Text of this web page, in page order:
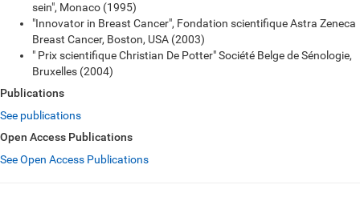
sein", Monaco (1995)
"Innovator in Breast Cancer", Fondation scientifique Astra Zeneca
Breast Cancer, Boston, USA (2003)
" Prix scientifique Christian De Potter" Société Belge de Sénologie,
Bruxelles (2004)
Publications
See publications
Open Access Publications
See Open Access Publications